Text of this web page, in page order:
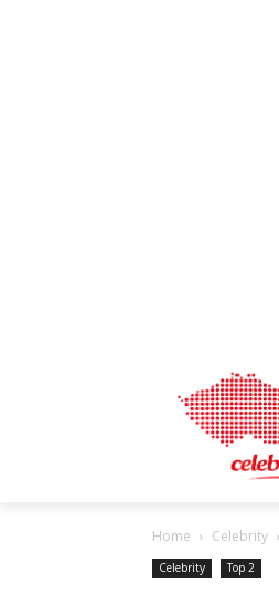
Home Celebrity
Celebrity Top 2